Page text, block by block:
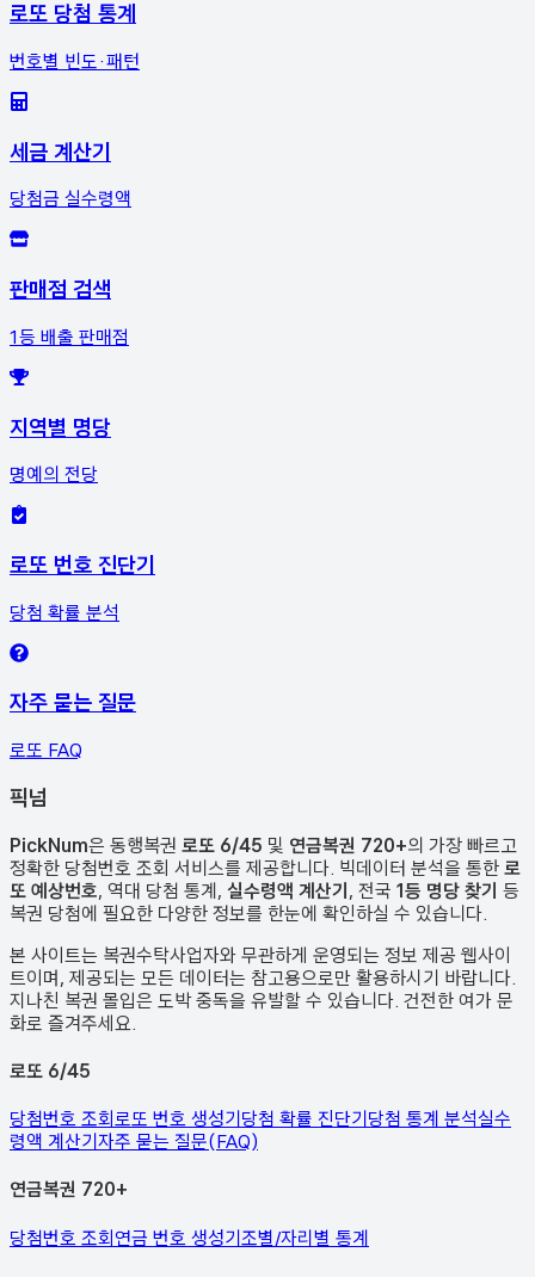
로또 당첨 통계
번호별 빈도·패턴
세금 계산기
당첨금 실수령액
판매점 검색
1등 배출 판매점
지역별 명당
명예의 전당
로또 번호 진단기
당첨 확률 분석
자주 묻는 질문
로또 FAQ
픽넘
PickNum은 동행복권 로또 6/45 및 연금복권 720+의 가장 빠르고
정확한 당첨번호 조회 서비스를 제공합니다. 빅데이터 분석을 통한 로
또 예상번호, 역대 당첨 통계, 실수령액 계산기, 전국 1등 명당 찾기 등
복권 당첨에 필요한 다양한 정보를 한눈에 확인하실 수 있습니다.
본 사이트는 복권수탁사업자와 무관하게 운영되는 정보 제공 웹사이
트이며, 제공되는 모든 데이터는 참고용으로만 활용하시기 바랍니다.
지나친 복권 몰입은 도박 중독을 유발할 수 있습니다. 건전한 여가 문
화로 즐겨주세요.
로또 6/45
당첨번호 조회로또 번호 생성기당첨 확률 진단기당첨 통계 분석실수
령액 계산기자주 묻는 질문(FAQ)
연금복권 720+
당첨번호 조회연금 번호 생성기조별/자리별 통계